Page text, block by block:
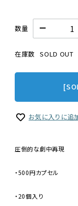
数量
在庫数 SOLD OUT
お気に入りに追
圧倒的な劇中再現
・500円カプセル
・20個入り